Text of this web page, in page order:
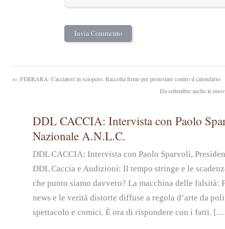
← FERRARA: Cacciatori in sciopero. Raccolta firme per protestare contro il calendario.
Da settembre anche le
DDL CACCIA: Intervista con Paolo
Nazionale A.N.L.C.
DDL CACCIA: Intervista con Paolo Sparvoli,
DDL Caccia e Audizioni: Il tempo stringe e le
che punto siamo davvero? La macchina delle falsità:
news e le verità distorte diffuse a regola d’arte da
spettacolo e comici. È ora di rispondere con i fatti.